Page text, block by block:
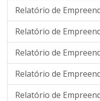
Relatório de
Relatório de
Relatório de
Relatório de
Relatório de